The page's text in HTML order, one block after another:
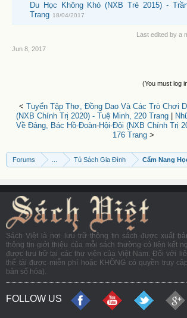
Du Học Không Khó (NXB Trẻ 2015) -
Trang 18/04/2017
Last edited by a
Jun 8, 2017
(You must log
< Tuyển Tập Thơ, Đồng Dao Và Các Trò Chơi
(NXB Chính Trị 2020) - Tuệ Minh, 220 Trang
Về Đảng, Bác Hồ-Đoàn-Hội-Đội (NXB Chính Trị
176 Trang >
Forums Tủ Sách Gia Đình Cẩm Nang
Sách Việt là nơi lưu trữ thông tin sách được xuất
thông tin giới thiệu của mỗi sách thường có liên kết
được lưu trữ tại các thư viện của Việt Nam. Đối với
thể tải được miễn phí hoặc KHÔNG có quyền truy
bản số hóa).
FOLLOW US